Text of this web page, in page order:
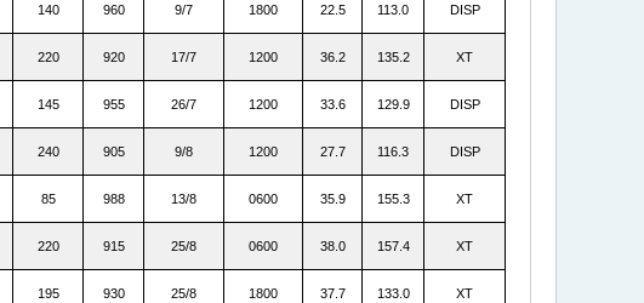
140 960 9/7 1800 22.5 113.0 DISP
220 920 17/7 1200 36.2 135.2 XT
145 955 26/7 1200 33.6 129.9 DISP
240 905 9/8 1200 27.7 116.3 DISP
85 988 13/8 0600 35.9 155.3 XT
220 915 25/8 0600 38.0 157.4 XT
195 930 25/8 1800 37.7 133.0 XT